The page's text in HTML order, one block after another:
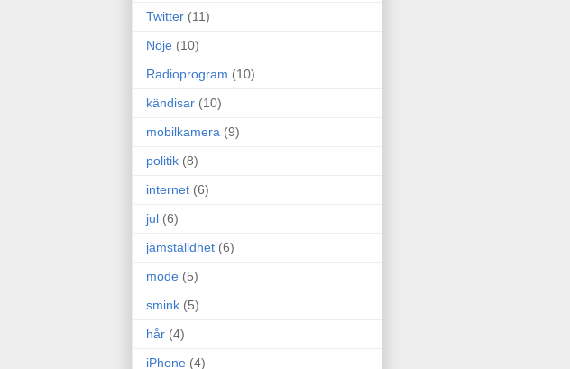
Twitter (11)
Nöje (10)
Radioprogram (10)
kändisar (10)
mobilkamera (9)
politik (8)
internet (6)
jul (6)
jämställdhet (6)
mode (5)
smink (5)
hår (4)
iPhone (4)